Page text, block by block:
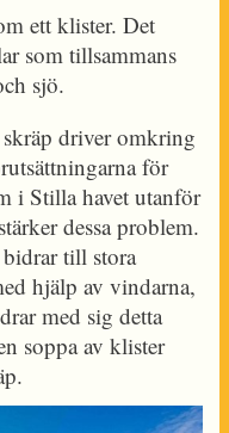
ett klister. Det
som tillsammans
sjö.
driver omkring
för
i Stilla havet utanför
dessa problem.
till stora
hjälp av vindarna,
med sig detta
soppa av klister